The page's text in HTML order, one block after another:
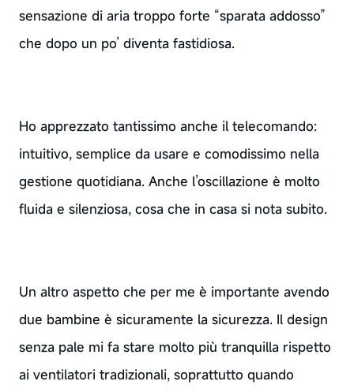
sensazione di aria troppo forte “sparata addosso”
che dopo un po’ diventa fastidiosa.
Ho apprezzato tantissimo anche il telecomando:
intuitivo, semplice da usare e comodissimo nella
gestione quotidiana. Anche l’oscillazione è molto
fluida e silenziosa, cosa che in casa si nota subito.
Un altro aspetto che per me è importante avendo
due bambine è sicuramente la sicurezza. Il design
senza pale mi fa stare molto più tranquilla rispetto
ai ventilatori tradizionali, soprattutto quando